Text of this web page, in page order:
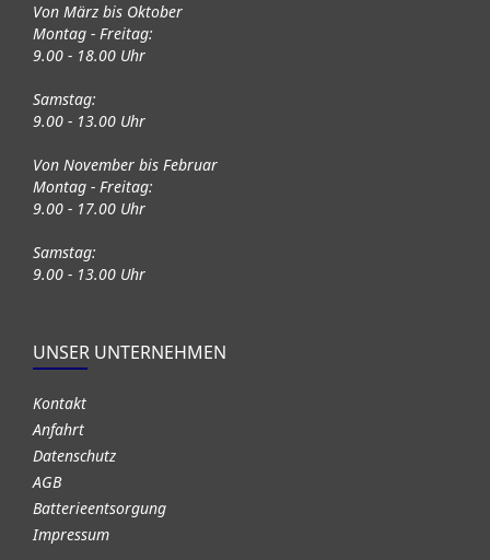
Von März bis Oktober
Montag - Freitag:
9.00 - 18.00 Uhr
Samstag:
9.00 - 13.00 Uhr
Von November bis Februar
Montag - Freitag:
9.00 - 17.00 Uhr
Samstag:
9.00 - 13.00 Uhr
UNSER UNTERNEHMEN
Kontakt
Anfahrt
Datenschutz
AGB
Batterieentsorgung
Impressum